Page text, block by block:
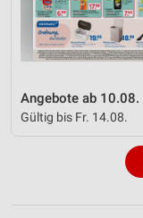
Angebote ab 10.08.
Gültig bis Fr. 14.08.
Kombinationen
Quellen
Entwicklung und
Verwendung
Inhalten
Verwendung